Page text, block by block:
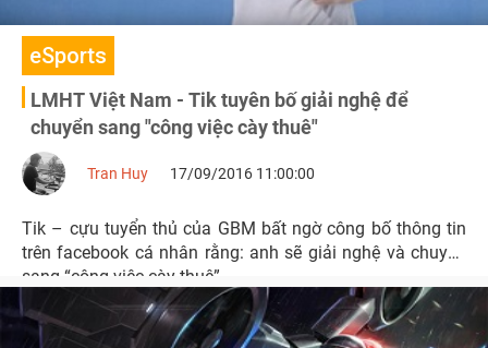
eSports
LMHT Việt Nam - Tik tuyên bố giải nghệ để
chuyển sang "công việc cày thuê"
Tran Huy 17/09/2016 11:00:00
Tik – cựu tuyển thủ của GBM bất ngờ công bố thông tin
trên facebook cá nhân rằng: anh sẽ giải nghệ và chuyển
sang “công việc cày thuê”.